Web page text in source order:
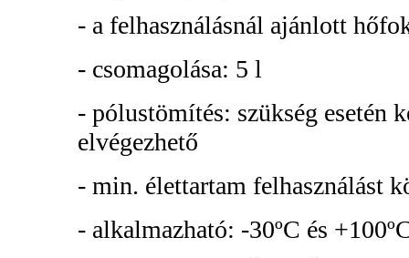
- a felhasználásnál ajánlott
- csomagolása: 5 l
- pólustömítés: szükség esetén
elvégezhető
- min. élettartam felhasználást
- alkalmazható: -30ºC és